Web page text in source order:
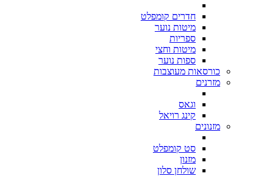
חדרים קומפלט
מיטות נוער
ספריות
מיטות וחצי
ספות נוער
כורסאות מעוצבות
מזרנים
וגאס
קינג רויאל
מזנונים
סט קומפלט
מזנון
שולחן סלון